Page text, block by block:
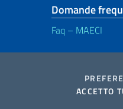
ACCETTO
Domande
Faq – MAECI
2026 Copyright Ministero degli